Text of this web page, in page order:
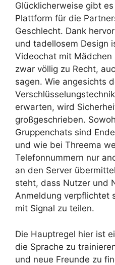
Glücklicherweise gibt
Plattform für die
Geschlecht. Dank
und tadellosem Design
Videochat mit
zwar völlig zu Recht,
sagen. Wie angesichts
erwarten, wird
großgeschrieben.
Gruppenchats sind
und wie bei Threema
Telefonnummern nur
an den Server
steht, dass Nutzer und
Anmeldung verpflichtet
mit Signal zu teilen.
Die Hauptregel hier ist
die Sprache zu
und neue Freunde zu